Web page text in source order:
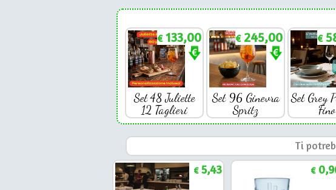
€133,00
Set 48 Juliette
12 Taglieri
€245,00
Set 96 Ginevra
Spritz
€
Set Grey
Fino
Ti
€5,43 €